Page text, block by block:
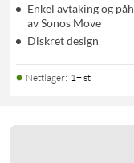
Enkel avtaking og
av Sonos Move
Diskret design
Nettlager: 1+ st